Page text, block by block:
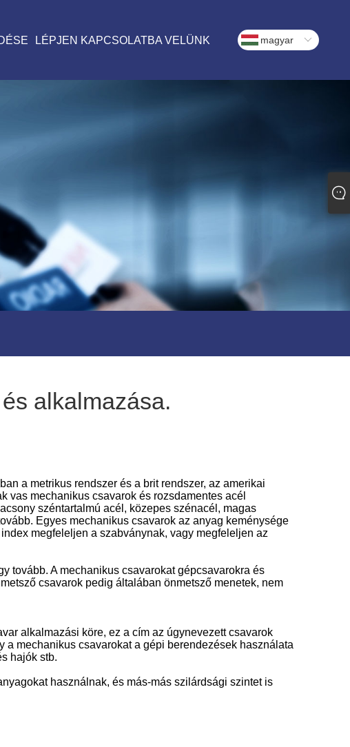
LÉPJEN KAPCSOLATBA VELÜNK magyar
alkalmazása.
a metrikus rendszer és a brit rendszer, az amerikai
vas mechanikus csavarok és rozsdamentes acél
széntartalmú acél, közepes szénacél, magas
Egyes mechanikus csavarok az anyag keménysége
megfeleljen a szabványnak, vagy megfeleljen az
tovább. A mechanikus csavarokat gépcsavarokra és
csavarok pedig általában önmetsző menetek, nem
alkalmazási köre, ez a cím az úgynevezett csavarok
mechanikus csavarokat a gépi berendezések használata
hajók stb.
használnak, és más-más szilárdsági szintet is